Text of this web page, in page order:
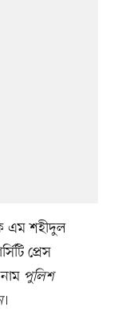
এম শহীদুল
প্রেস
পুলিশ
।